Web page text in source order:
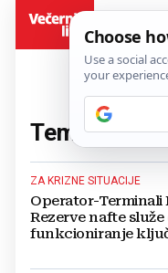
Tema:cijene
ZA KRIZNE SITUACIJE
Operator-Terminali
Rezerve nafte
funkcioniranje